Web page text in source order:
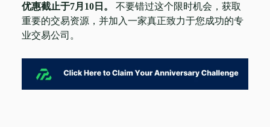
优惠截止于7月10日。
不要错过这个限时机会，获取
重要的交易资源，并加入一家真正致力于您成功的专
业交易公司。